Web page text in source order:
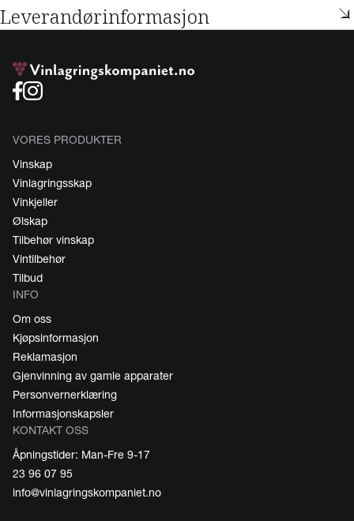
Leverandørinformasjon
VORES PRODUKTER
Vinskap
Vinlagringsskap
Vinkjeller
Ølskap
Tilbehør vinskap
Vintilbehør
Tilbud
INFO
Om oss
Kjøpsinformasjon
Reklamasjon
Gjenvinning av gamle apparater
Personvernerklæring
Informasjonskapsler
KONTAKT OSS
Åpningstider: Man-Fre 9-17
23 96 07 95
info@vinlagringskompaniet.no